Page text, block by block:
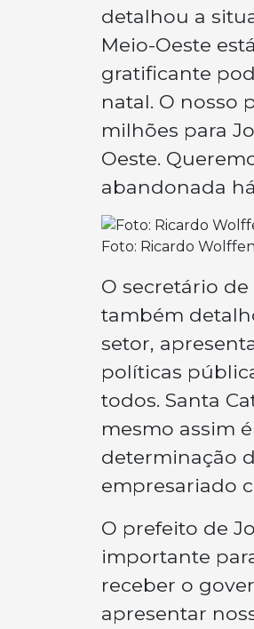
detalhou a
Meio-Oeste
gratificante
natal. O nosso
milhões para
Oeste.
abandonada
Foto: Ricardo
O secretário
também
setor,
políticas
todos. Santa
mesmo assim
determinação
empresariado
O prefeito de
importante
receber o
apresentar